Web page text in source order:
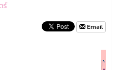
ร์
Email